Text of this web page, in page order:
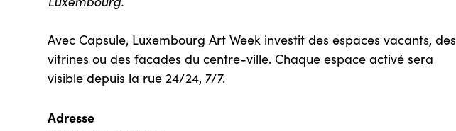
Avec Capsule, Luxembourg Art Week investit des espaces vacants, des
vitrines ou des facades du centre-ville. Chaque espace activé sera
visible depuis la rue 24/24, 7/7.
Adresse